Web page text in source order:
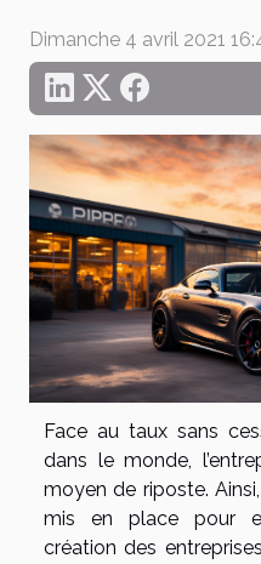
Dimanche 4 avril 2021
Face au taux sans
dans le monde,
moyen de riposte.
mis en place pour
création des